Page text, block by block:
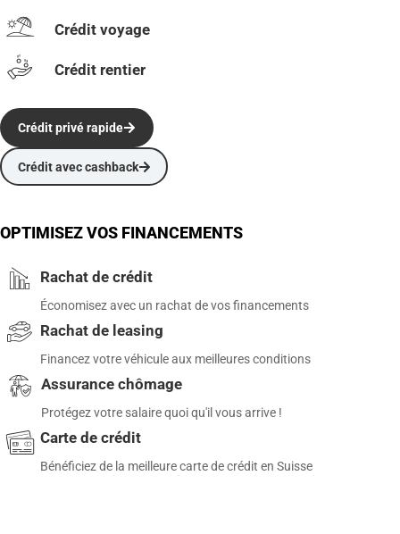
Crédit voyage
Crédit rentier
Crédit avec cashback
Crédit privé rapide
OPTIMISEZ VOS FINANCEMENTS
Rachat de crédit
Économisez avec un rachat de vos financements
Rachat de leasing
Financez votre véhicule aux meilleures conditions
Assurance chômage
Protégez votre salaire quoi qu'il vous arrive !
Carte de crédit
Bénéficiez de la meilleure carte de crédit en Suisse